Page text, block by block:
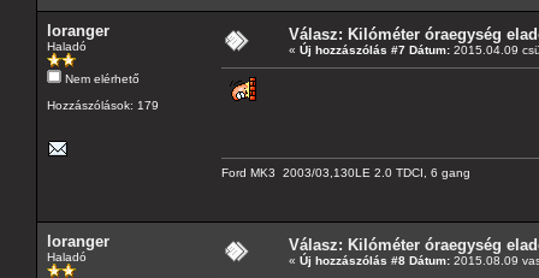
loranger
Haladó
Nem elérhető
Hozzászólások: 179
Válasz: Kilóméter óraegység
« Új hozzászólás #7 Dátum: 2015.04.09
Ford MK3 2003/03,130LE 2.0 TDCI, 6 gang
loranger
Haladó
Válasz: Kilóméter óraegység
« Új hozzászólás #8 Dátum: 2015.08.09